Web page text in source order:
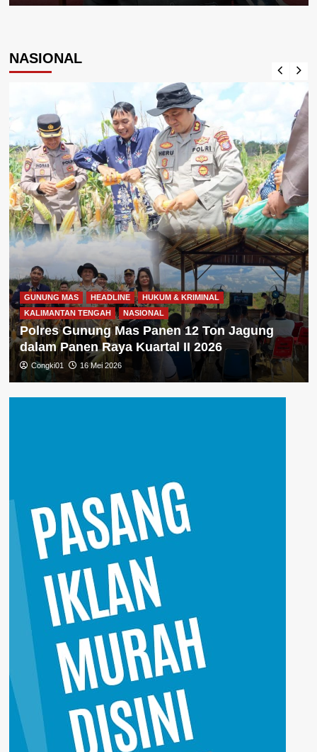
NASIONAL
GUNUNG MAS HEADLINE
HUKUM & KRIMINAL
KALIMANTAN TENGAH
NASIONAL
Polres Gunung Mas Panen 12 Ton Jagung
dalam Panen Raya Kuartal II 2026
Congki01 16 Mei 2026